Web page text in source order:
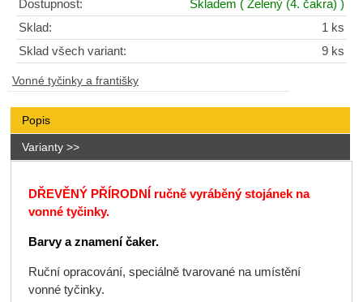
Dostupnost: Skladem ( Zelený (4. čakra) )
Sklad:
1 ks
Sklad všech variant:
9 ks
Vonné tyčinky a františky
Popis
Varianty >>
DŘEVĚNÝ PŘÍRODNÍ ručně vyráběný stojánek na
vonné tyčinky.
Barvy a znamení čaker.
Ruční opracování, speciálně tvarované na umístění
vonné tyčinky.